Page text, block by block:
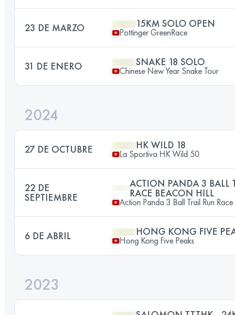
23 DE MARZO 15KM SOLO OPEN
Pottinger GreenRace
31 DE ENERO SNAKE 18 SOLO
Chinese New Year Snake Tour
2024
27 DE OCTUBRE HK WILD 18
La Sportiva HK Wild 50
22 DE
SEPTIEMBRE
ACTION PANDA 3 BALL
RACE BEACON HILL
Action Panda 3 Ball Trail Run Race
6 DE ABRIL HONG KONG FIVE
Hong Kong Five Peaks
2023